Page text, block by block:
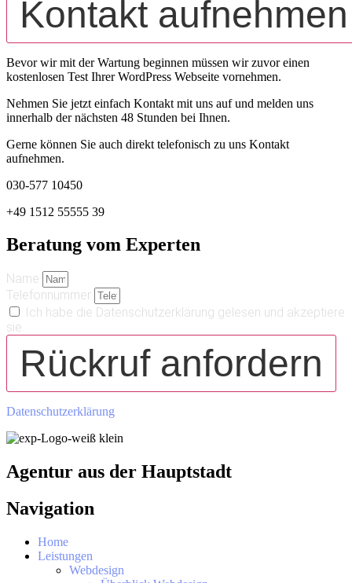
Kontakt aufnehmen
Bevor wir mit der Wartung beginnen müssen wir zuvor einen
kostenlosen Test Ihrer WordPress Webseite vornehmen.
Nehmen Sie jetzt einfach Kontakt mit uns auf und melden uns
innerhalb der nächsten 48 Stunden bei Ihnen.
Gerne können Sie auch direkt telefonisch zu uns Kontakt
aufnehmen.
030-577 10450
+49 1512 55555 39
Beratung vom Experten
Name
Telefonnummer
Ich habe die Datenschutzerklärung gelesen und akzeptiere
sie.
Rückruf anfordern
Datenschutzerklärung
Agentur aus der Hauptstadt
Navigation
Home
Leistungen
Webdesign